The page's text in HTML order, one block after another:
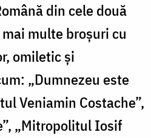
din cele două
multe broșuri cu
omiletic și
„Dumnezeu este
Veniamin Costache”,
„Mitropolitul Iosif